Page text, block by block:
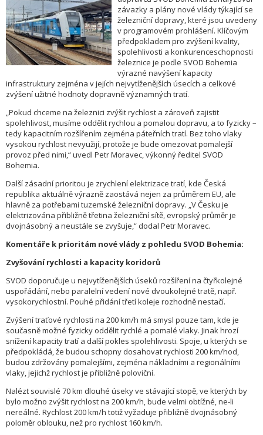
závazky a plány nové vlády týkající se
železniční dopravy, které jsou uvedeny
v programovém prohlášení. Klíčovým
předpokladem pro zvýšení kvality,
spolehlivosti a konkurenceschopnosti
železnice je podle SVOD Bohemia
výrazné navýšení kapacity
infrastruktury zejména v jejích nejvytíženějších úsecích a celkové
zvýšení užitné hodnoty dopravně významných tratí.
„Pokud chceme na železnici zvýšit rychlost a zároveň zajistit
spolehlivost, musíme oddělit rychlou a pomalou dopravu, a to fyzicky –
tedy kapacitním rozšířením zejména páteřních tratí. Bez toho vlaky
vysokou rychlost nevyužijí, protože je bude omezovat pomalejší
provoz před nimi,“ uvedl Petr Moravec, výkonný ředitel SVOD
Bohemia.
Další zásadní prioritou je zrychlení elektrizace tratí, kde Česká
republika aktuálně výrazně zaostává nejen za průměrem EU, ale
hlavně za potřebami tuzemské železniční dopravy. „V Česku je
elektrizována přibližně třetina železniční sítě, evropský průměr je
dvojnásobný a neustále se zvyšuje,“ dodal Petr Moravec.
Komentáře k prioritám nové vlády z pohledu SVOD Bohemia:
Zvyšování rychlosti a kapacity koridorů
SVOD doporučuje u nejvytíženějších úseků rozšíření na čtyřkolejné
uspořádání, nebo paralelní vedení nové dvoukolejné tratě, např.
vysokorychlostní. Pouhé přidání třetí koleje rozhodně nestačí.
Zvýšení traťové rychlosti na 200 km/h má smysl pouze tam, kde je
současně možné fyzicky oddělit rychlé a pomalé vlaky. Jinak hrozí
snížení kapacity tratí a další pokles spolehlivosti. Spoje, u kterých se
předpokládá, že budou schopny dosahovat rychlosti 200 km/hod,
budou zdržovány pomalejšími, zejména nákladními a regionálními
vlaky, jejichž rychlost je přibližně poloviční.
Nalézt souvislé 70 km dlouhé úseky ve stávající stopě, ve kterých by
bylo možno zvýšit rychlost na 200 km/h, bude velmi obtížné, ne-li
nereálné. Rychlost 200 km/h totiž vyžaduje přibližně dvojnásobný
poloměr oblouku, než pro rychlost 160 km/h.